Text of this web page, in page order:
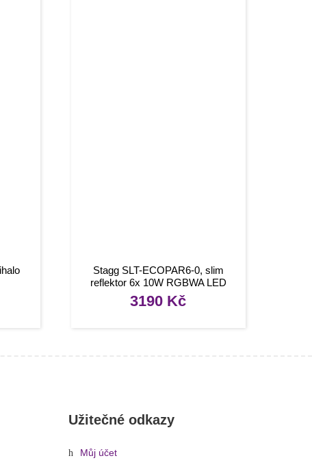
Stagg SLT-ECOPAR6-0, slim
reflektor 6x 10W RGBWA LED
3190 Kč
Užitečné odkazy
Můj účet